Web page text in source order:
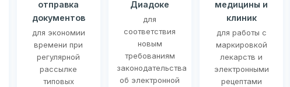
отправка
документов
для экономии
времени при
регулярной
рассылке
типовых
Диадоке
для
соответствия
новым
требованиям
законодательства
об электронной
медицины и
клиник
для работы с
маркировкой
лекарств и
электронными
рецептами